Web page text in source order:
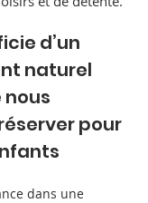
d’un
naturel
pour
dans une